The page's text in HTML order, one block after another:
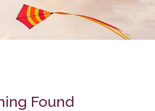
Found